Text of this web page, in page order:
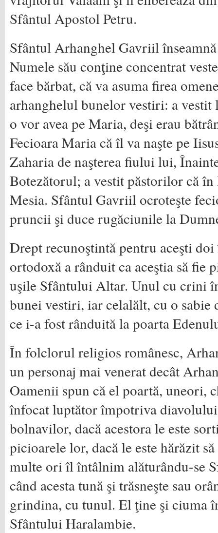
Sfântul Apostol Petru.
Sfântul Arhanghel Gavriil
Numele său conţine concentrat
face bărbat, că va asuma firea
arhanghelul bunelor vestiri: a
o vor avea pe Maria, deşi erau
Fecioara Maria că îl va naşte pe
Zaharia de naşterea fiului lui,
Botezătorul; a vestit păstorilor că în
Mesia. Sfântul Gavriil ocroteşte
pruncii şi duce rugăciunile la
Drept recunoştintă pentru aceşti
ortodoxă a rânduit ca aceştia să fie
uşile Sfântului Altar. Unul cu crini
bunei vestiri, iar celalălt, cu o sabie
ce i-a fost rânduită la poarta
În folclorul religios românesc,
un personaj mai venerat decât
Oamenii spun că el poartă, uneori,
înfocat luptător împotriva
bolnavilor, dacă acestora le este
picioarele lor, dacă le este hărăzit
multe ori îl întâlnim alăturându-se
când acesta tună şi trăsneşte sau
grindina, cu tunul. El ţine şi ciuma
Sfântului Haralambie.